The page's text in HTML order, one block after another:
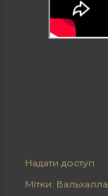
Надати доступ
Мітки: Вальхалла